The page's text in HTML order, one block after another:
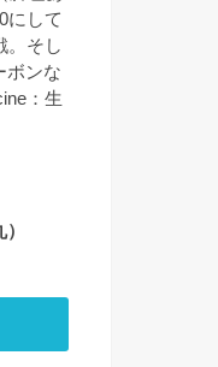
にして
。そし
ボンな
：生